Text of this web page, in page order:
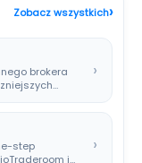
Zobacz wszystkich›
brokera
›
step
i
›